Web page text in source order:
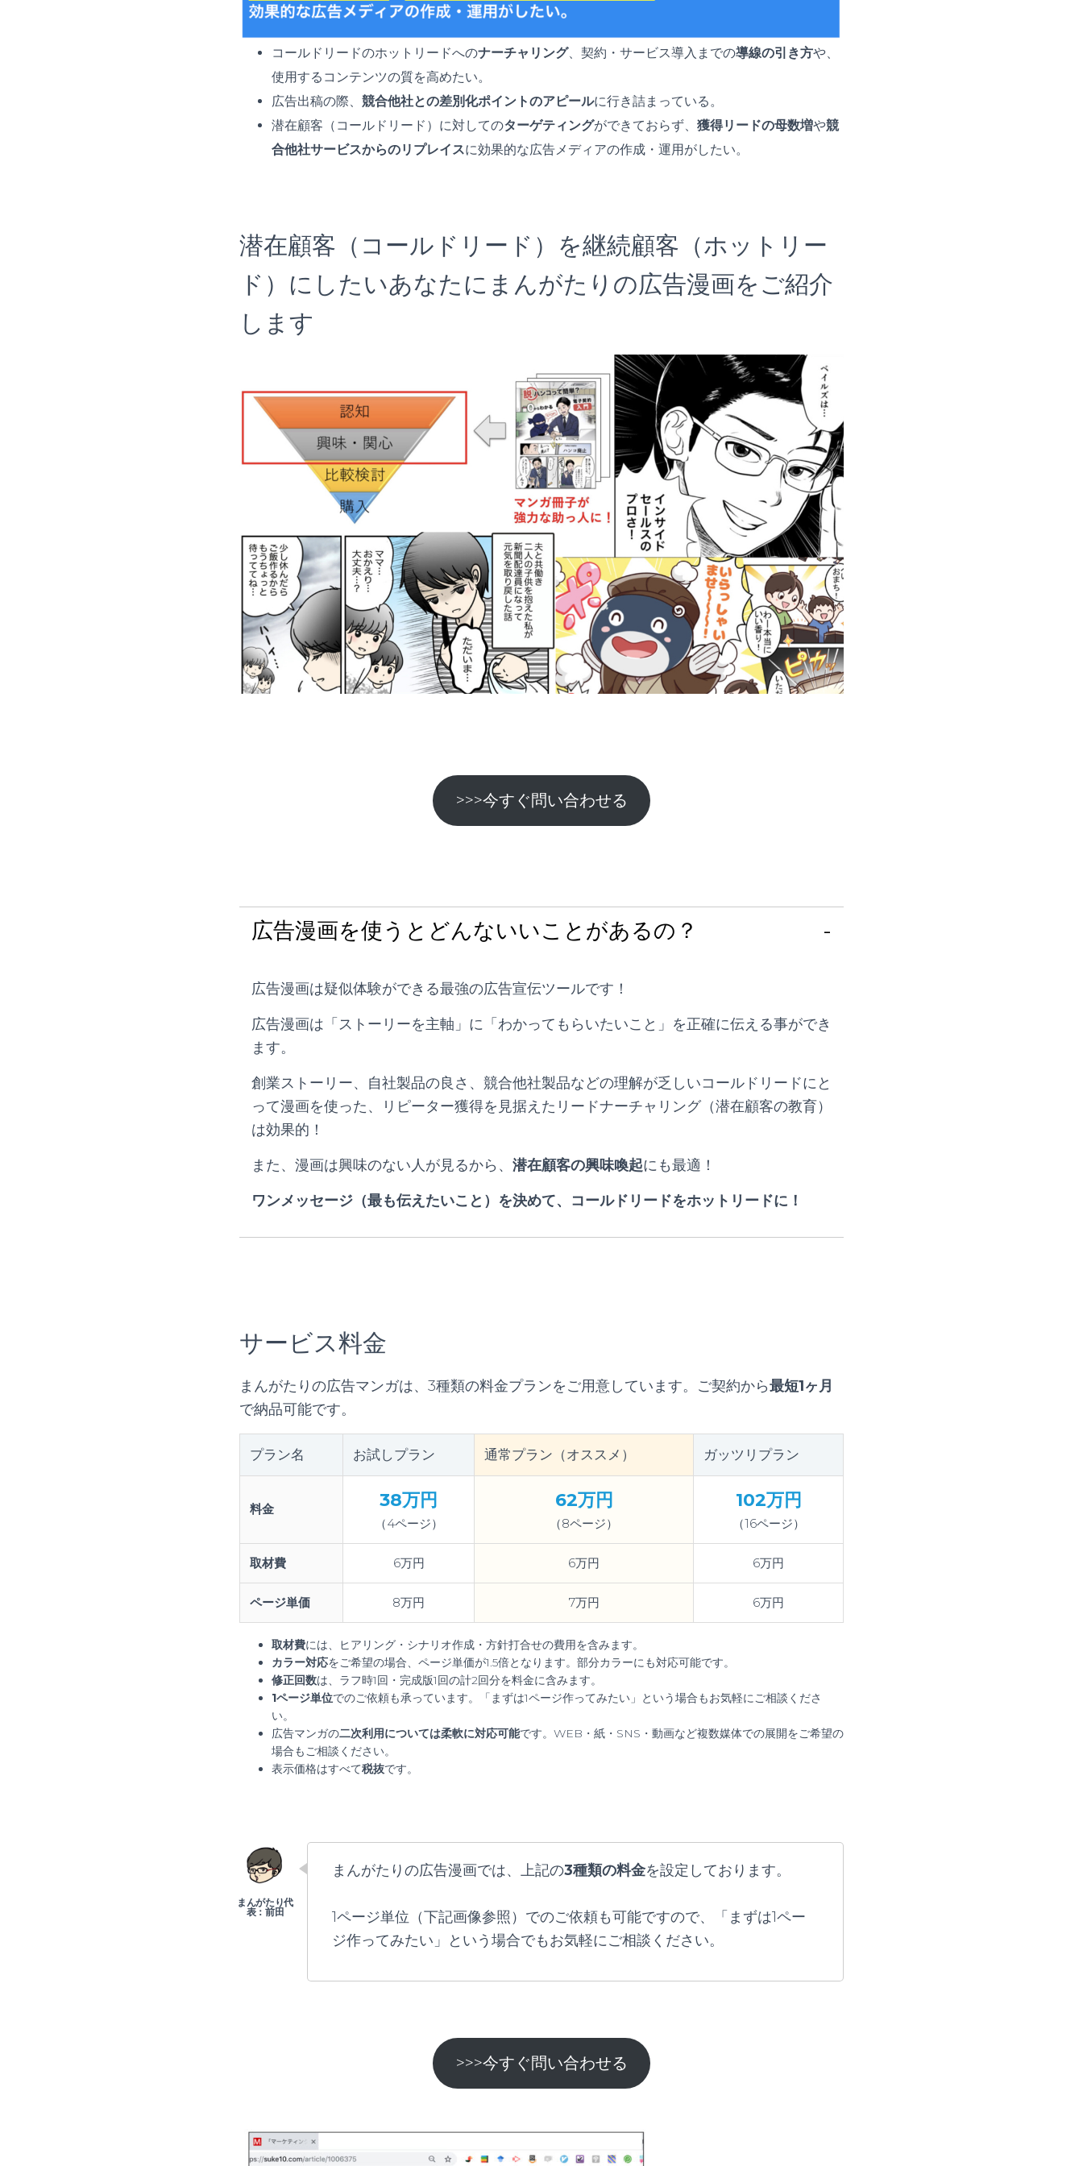
コールドリードのホットリードへのナーチャリング、契約・サービス導入までの導線の引き方や、
使用するコンテンツの質を高めたい。
広告出稿の際、 競合他社との差別化ポイントのアピールに行き詰まっている。
潜在顧客（コールドリード）に対してのターゲティングができておらず、 獲得リードの母数増や競
合他社サービスからのリプレイスに効果的な広告メディアの作成・運用がしたい。
潜在顧客（コールドリード）を継続顧客（ホットリー
ド）にしたいあなたにまんがたりの広告漫画をご紹介
します
>>>今すぐ問い合わせる
広告漫画を使うとどんないいことがあるの？
広告漫画は疑似体験ができる最強の広告宣伝ツールです！
広告漫画は「ストーリーを主軸」に「わかってもらいたいこと」を正確に伝える事ができ
ます。
創業ストーリー、自社製品の良さ、競合他社製品などの理解が乏しいコールドリードにと
って漫画を使った、リピーター獲得を見据えたリードナーチャリング（潜在顧客の教育）
は効果的！
また、漫画は興味のない人が見るから、 潜在顧客の興味喚起にも最適！
ワンメッセージ（最も伝えたいこと）を決めて、コールドリードをホットリードに！
サービス料金
まんがたりの広告マンガは、3種類の料金プランをご用意しています。ご契約から最短1ヶ月
で納品可能です。
プラン名 お試しプラン 通常プラン（オススメ） ガッツリプラン
料金 38万円
（4ページ）
62万円
（8ページ）
102万円
（16ページ）
取材費 6万円 6万円 6万円
ページ単価 8万円 7万円 6万円
取材費には、ヒアリング・シナリオ作成・方針打合せの費用を含みます。
カラー対応をご希望の場合、ページ単価が1.5倍となります。部分カラーにも対応可能です。
修正回数は、ラフ時1回・完成版1回の計2回分を料金に含みます。
1ページ単位でのご依頼も承っています。「まずは1ページ作ってみたい」という場合もお気軽にご相談くださ
い。
広告マンガの二次利用については柔軟に対応可能です。WEB・紙・SNS・動画など複数媒体での展開をご希望の
場合もご相談ください。
表示価格はすべて税抜です。
まんがたりの広告漫画では、上記の3種類の料金を設定しております。
1ページ単位（下記画像参照）でのご依頼も可能ですので、「まずは1ペー
ジ作ってみたい」という場合でもお気軽にご相談ください。
>>>今すぐ問い合わせる